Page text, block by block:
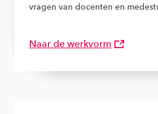
vragen van docenten en
Naar de werkvorm